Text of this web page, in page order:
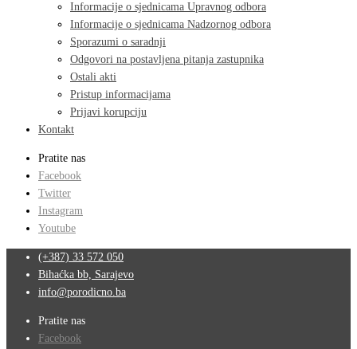
Informacije o sjednicama Upravnog odbora
Informacije o sjednicama Nadzornog odbora
Sporazumi o saradnji
Odgovori na postavljena pitanja zastupnika
Ostali akti
Pristup informacijama
Prijavi korupciju
Kontakt
Pratite nas
Facebook
Twitter
Instagram
Youtube
(+387) 33 572 050
Bihaćka bb, Sarajevo
info@porodicno.ba
Pratite nas
Facebook